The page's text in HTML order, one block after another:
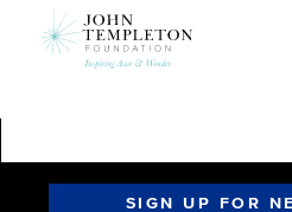
SIGN UP FOR